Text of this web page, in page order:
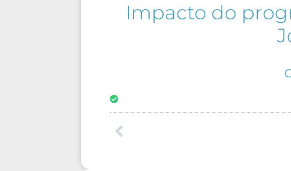
Impacto do